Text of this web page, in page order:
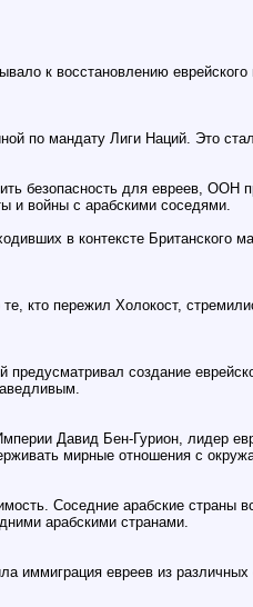
к восстановлению
по мандату Лиги Наций. Это
безопасность для евреев,
и войны с арабскими соседями.
в контексте
кто пережил Холокост,
создание
Давид Бен-Гурион, лидер
мирные отношения с
Соседние арабские
арабскими странами.
иммиграция евреев из